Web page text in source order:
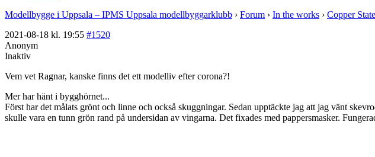
Modellbygge i Uppsala – IPMS Uppsala modellbyggarklubb › Forum › In the works › Copper
2021-08-18 kl. 19:55 #1520
Anonym
Inaktiv
Vem vet Ragnar, kanske finns det ett modelliv efter corona?!
Mer har hänt i bygghörnet...
Först har det målats grönt och linne och också skuggningar. Sedan upptäckte jag att jag vänt
skulle vara en tunn grön rand på undersidan av vingarna. Det fixades med pappersmasker.